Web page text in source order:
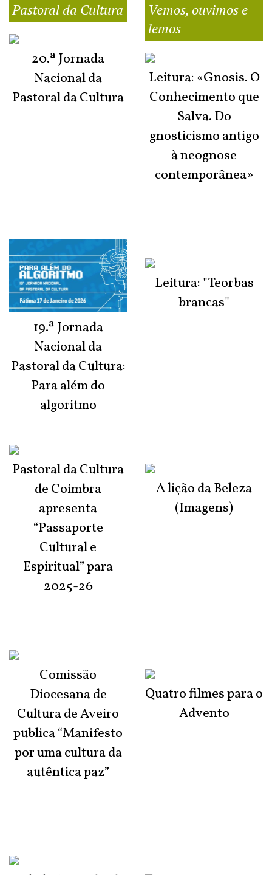
Pastoral da Cultura
20.ª Jornada
Nacional da
Pastoral da Cultura
19.ª Jornada
Nacional da
Pastoral da Cultura:
Para além do
algoritmo
Pastoral da Cultura
de Coimbra
apresenta
“Passaporte
Cultural e
Espiritual” para
2025-26
Comissão
Diocesana de
Cultura de Aveiro
publica “Manifesto
por uma cultura da
autêntica paz”
Vemos, ouvimos e
lemos
Leitura: «Gnosis. O
Conhecimento que
Salva. Do
gnosticismo antigo
à neognose
contemporânea»
Leitura: "Teorbas
brancas"
A lição da Beleza
(Imagens)
Quatro filmes para o
Advento